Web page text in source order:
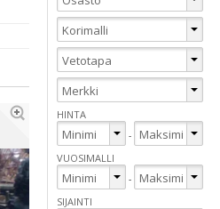
HINTA
-
VUOSIMALLI
-
SIJAINTI